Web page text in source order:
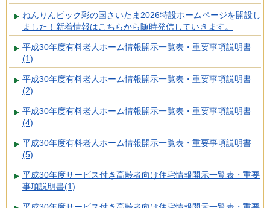
ねんりんピック彩の国さいたま2026特設ホームページを開設し
ました！新着情報はこちらから随時発信していきます。
平成30年度有料老人ホーム情報開示一覧表・重要事項説明書
(1)
平成30年度有料老人ホーム情報開示一覧表・重要事項説明書
(2)
平成30年度有料老人ホーム情報開示一覧表・重要事項説明書
(4)
平成30年度有料老人ホーム情報開示一覧表・重要事項説明書
(5)
平成30年度サービス付き高齢者向け住宅情報開示一覧表・重要
事項説明書(1)